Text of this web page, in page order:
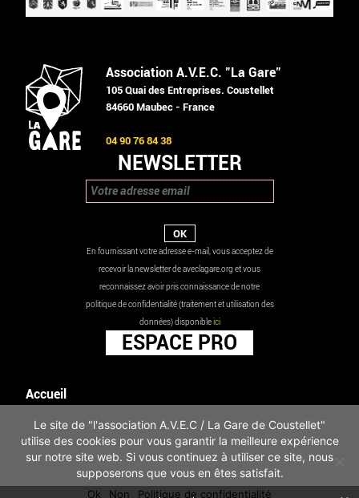
Association A.V.E.C. "La Gare"
105 Quai des Entreprises. Coustellet
84660 Maubec - France
04 90 76 84 38
NEWSLETTER
En fournissant votre adresse e-mail, vous acceptez de
recevoir la newsletter de aveclagare.org et vous
reconnaissez avoir pris connaissance de notre
politique de confidentialité (traitement et utilisation des
données) disponibleici
ESPACE PRO
Accueil
Les actualités
Mentions légales
Infos pratiques
Politique de confidentialité
Le site de "l'association A.V.E.C / La Gare de Coustellet"
utilise des cookies pour vous garantir la meilleure expérience
sur notre site web. Si vous continuez à utiliser ce site, nous
supposerons que vous en êtes satisfait.
Ok Non Politique de confidentialité